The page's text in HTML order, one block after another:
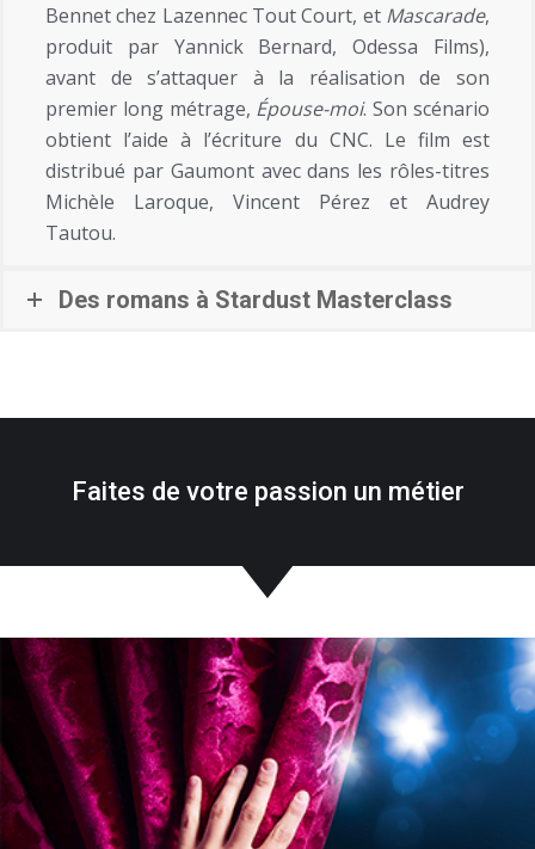
Bennet chez Lazennec Tout Court, et Mascarade,
produit par Yannick Bernard, Odessa Films),
avant de s’attaquer à la réalisation de son
premier long métrage, Épouse-moi. Son scénario
obtient l’aide à l’écriture du CNC. Le film est
distribué par Gaumont avec dans les rôles-titres
Michèle Laroque, Vincent Pérez et Audrey
Tautou.
Des romans à Stardust Masterclass
Faites de votre passion un métier
NOTRE OBJECTIF :
Faire fructifier votre talent
Multiplier vos chances